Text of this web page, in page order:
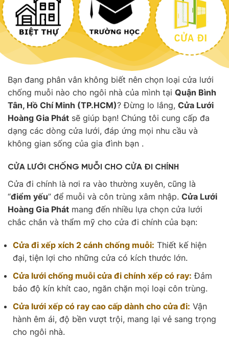
Bạn đang phân vân không biết nên chọn loại cửa lưới
chống muỗi nào cho ngôi nhà của mình tại Quận Bình
Tân, Hồ Chí Minh (TP.HCM)? Đừng lo lắng, Cửa Lưới
Hoàng Gia Phát sẽ giúp bạn! Chúng tôi cung cấp đa
dạng các dòng cửa lưới, đáp ứng mọi nhu cầu và
không gian sống của gia đình bạn .
CỬA LƯỚI CHỐNG MUỖI CHO CỬA ĐI CHÍNH
Cửa đi chính là nơi ra vào thường xuyên, cũng là
“điểm yếu” để muỗi và côn trùng xâm nhập. Cửa Lưới
Hoàng Gia Phát mang đến nhiều lựa chọn cửa lưới
chắc chắn và thẩm mỹ cho cửa đi chính của bạn:
Cửa đi xếp xích 2 cánh chống muỗi: Thiết kế hiện
đại, tiện lợi cho những cửa có kích thước lớn.
Cửa lưới chống muỗi cửa đi chính xếp có ray: Đảm
bảo độ kín khít cao, ngăn chặn mọi loại côn trùng.
Cửa lưới xếp có ray cao cấp dành cho cửa đi: Vận
hành êm ái, độ bền vượt trội, mang lại vẻ sang trọng
cho ngôi nhà.